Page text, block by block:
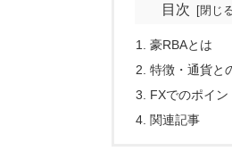
目次
豪RBAとは
特徴・通貨と
FXでのポイン
関連記事